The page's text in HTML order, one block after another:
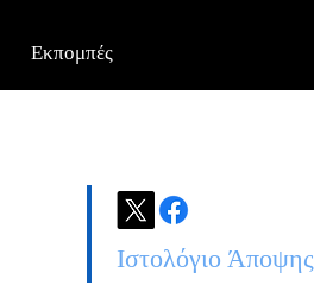
Εκπομπές
Ιστολόγιο Άποψης